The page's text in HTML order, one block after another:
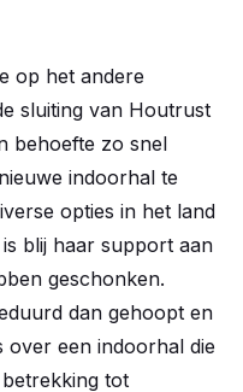
op het andere
sluiting van Houtrust
behoefte zo snel
indoorhal te
opties in het land
blij haar support aan
geschonken.
dan gehoopt en
over een indoorhal die
tot